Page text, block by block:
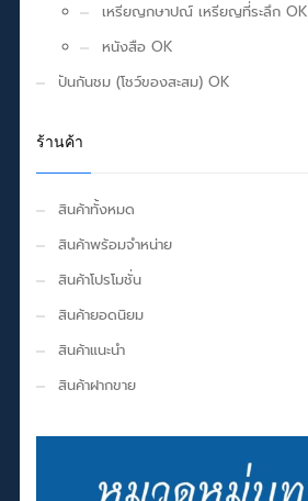
เหรียญกษาปณ์ เหรียญที่ระลึก OK
หนังสือ OK
ปันกันชม (โชว์ของสะสม) OK
ร้านค้า
สินค้าทั้งหมด
สินค้าพร้อมจำหน่าย
สินค้าโปรโมชั่น
สินค้ายอดนิยม
สินค้าแนะนำ
สินค้าฝากขาย